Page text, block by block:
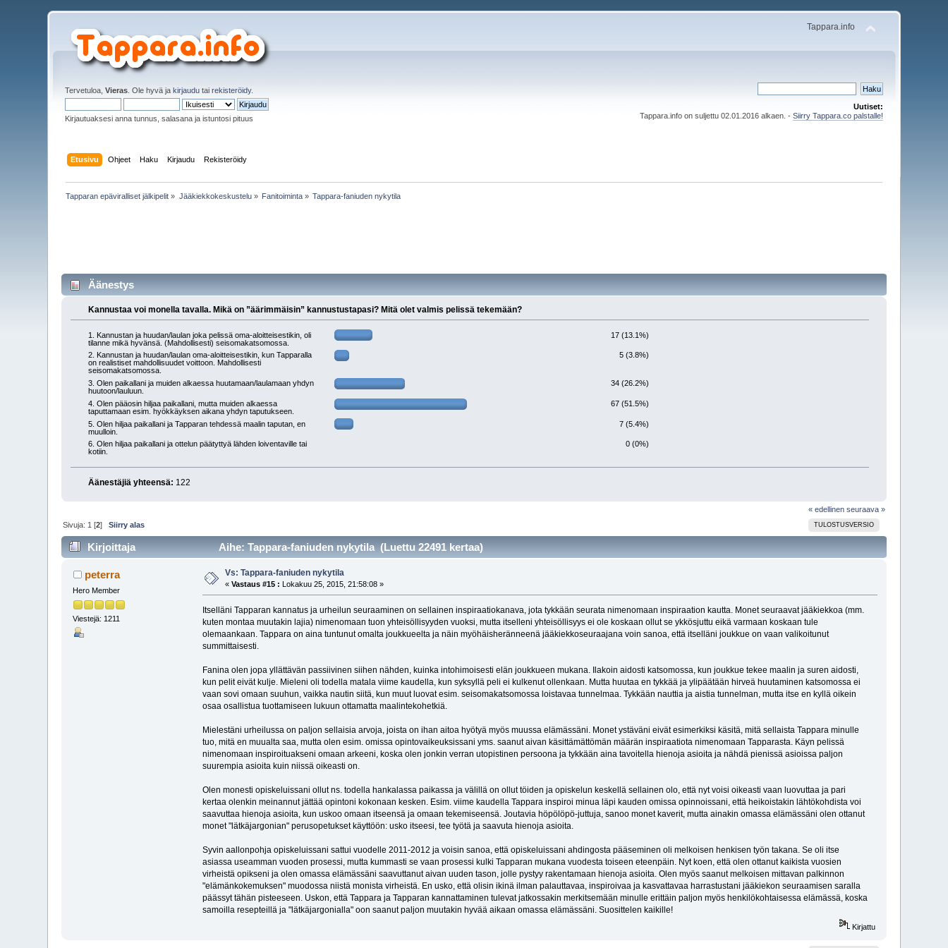
Tappara.info
Tervetuloa,Vieras . Ole hyvä jakirjaudu tairekisteröidy.
Kirjautuaksesi anna tunnus, salasana ja istuntosi pituus
Uutiset:
Tappara.info on suljettu 02.01.2016 alkaen. - Siirry Tappara.co palstalle!
Etusivu Ohjeet Haku Kirjaudu Rekisteröidy
Tapparan epäviralliset jälkipelit » Jääkiekkokeskustelu» Fanitoiminta » Tappara-faniuden nykytila
Äänestys
Kannustaa voi monella tavalla. Mikä on ”äärimmäisin” kannustustapasi? Mitä olet valmis pelissä tekemään?
1. Kannustan ja huudan/laulan joka pelissä oma-aloitteisestikin, oli
tilanne mikä hyvänsä. (Mahdollisesti) seisomakatsomossa.
17 (13.1%)
2. Kannustan ja huudan/laulan oma-aloitteisestikin, kun Tapparalla
on realistiset mahdollisuudet voittoon. Mahdollisesti
seisomakatsomossa.
5 (3.8%)
3. Olen paikallani ja muiden alkaessa huutamaan/laulamaan yhdyn
huutoon/lauluun.
34 (26.2%)
4. Olen pääosin hiljaa paikallani, mutta muiden alkaessa
taputtamaan esim. hyökkäyksen aikana yhdyn taputukseen.
67 (51.5%)
5. Olen hiljaa paikallani ja Tapparan tehdessä maalin taputan, en
muulloin.
7 (5.4%)
6. Olen hiljaa paikallani ja ottelun päätyttyä lähden loiventaville tai
kotiin.
0 (0%)
Äänestäjiä yhteensä: 122
« edellinen seuraava »
TULOSTUSVERSIO
Sivuja: 1 [2]Siirry alas
Kirjoittaja Aihe: Tappara-faniuden nykytila (Luettu 22491 kertaa)
peterra
Hero Member
Viestejä: 1211
Vs: Tappara-faniuden nykytila
«Vastaus #15 : Lokakuu 25, 2015, 21:58:08 »
Itselläni Tapparan kannatus ja urheilun seuraaminen on sellainen inspiraatiokanava, jota tykkään seurata nimenomaan inspiraation kautta. Monet seuraavat jääkiekkoa (mm.
kuten montaa muutakin lajia) nimenomaan tuon yhteisöllisyyden vuoksi, mutta itselleni yhteisöllisyys ei ole koskaan ollut se ykkösjuttu eikä varmaan koskaan tule
olemaankaan. Tappara on aina tuntunut omalta joukkueelta ja näin myöhäisheränneenä jääkiekkoseuraajana voin sanoa, että itselläni joukkue on vaan valikoitunut
summittaisesti.
Fanina olen jopa yllättävän passiivinen siihen nähden, kuinka intohimoisesti elän joukkueen mukana. Ilakoin aidosti katsomossa, kun joukkue tekee maalin ja suren aidosti,
kun pelit eivät kulje. Mieleni oli todella matala viime kaudella, kun syksyllä peli ei kulkenut ollenkaan. Mutta huutaa en tykkää ja ylipäätään hirveä huutaminen katsomossa ei
vaan sovi omaan suuhun, vaikka nautin siitä, kun muut luovat esim. seisomakatsomossa loistavaa tunnelmaa. Tykkään nauttia ja aistia tunnelman, mutta itse en kyllä oikein
osaa osallistua tuottamiseen lukuun ottamatta maalintekohetkiä.
Mielestäni urheilussa on paljon sellaisia arvoja, joista on ihan aitoa hyötyä myös muussa elämässäni. Monet ystäväni eivät esimerkiksi käsitä, mitä sellaista Tappara minulle
tuo, mitä en muualta saa, mutta olen esim. omissa opintovaikeuksissani yms. saanut aivan käsittämättömän määrän inspiraatiota nimenomaan Tapparasta. Käyn pelissä
nimenomaan inspiroituakseni omaan arkeeni, koska olen jonkin verran utopistinen persoona ja tykkään aina tavoitella hienoja asioita ja nähdä pienissä asioissa paljon
suurempia asioita kuin niissä oikeasti on.
Olen monesti opiskeluissani ollut ns. todella hankalassa paikassa ja välillä on ollut töiden ja opiskelun keskellä sellainen olo, että nyt voisi oikeasti vaan luovuttaa ja pari
kertaa olenkin meinannut jättää opintoni kokonaan kesken. Esim. viime kaudella Tappara inspiroi minua läpi kauden omissa opinnoissani, että heikoistakin lähtökohdista voi
saavuttaa hienoja asioita, kun uskoo omaan itseensä ja omaan tekemiseensä. Joutavia höpölöpö-juttuja, sanoo monet kaverit, mutta ainakin omassa elämässäni olen ottanut
monet "lätkäjargonian" perusopetukset käyttöön: usko itseesi, tee työtä ja saavuta hienoja asioita.
Syvin aallonpohja opiskeluissani sattui vuodelle 2011-2012 ja voisin sanoa, että opiskeluissani ahdingosta pääseminen oli melkoisen henkisen työn takana. Se oli itse
asiassa useamman vuoden prosessi, mutta kummasti se vaan prosessi kulki Tapparan mukana vuodesta toiseen eteenpäin. Nyt koen, että olen ottanut kaikista vuosien
virheistä opikseni ja olen omassa elämässäni saavuttanut aivan uuden tason, jolle pystyy rakentamaan hienoja asioita. Olen myös saanut melkoisen mittavan palkinnon
"elämänkokemuksen" muodossa niistä monista virheistä. En usko, että olisin ikinä ilman palauttavaa, inspiroivaa ja kasvattavaa harrastustani jääkiekon seuraamisen saralla
päässyt tähän pisteeseen. Uskon, että Tappara ja Tapparan kannattaminen tulevat jatkossakin merkitsemään minulle erittäin paljon myös henkilökohtaisessa elämässä, koska
samoilla resepteillä ja "lätkäjargonialla" oon saanut paljon muutakin hyvää aikaan omassa elämässäni. Suosittelen kaikille!
Kirjattu